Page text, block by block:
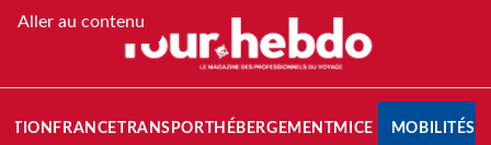
Aller au contenu
FRANCETRANSPORT HÉBERGEMENTMICE MOBILITÉS